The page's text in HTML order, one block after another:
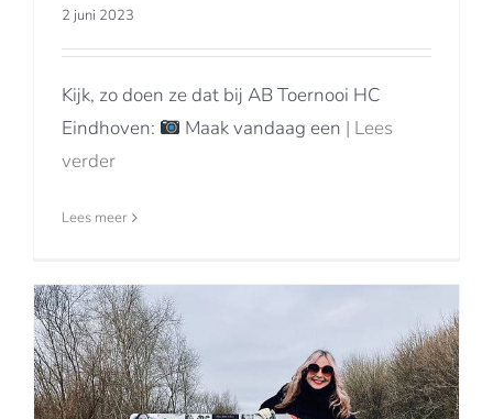
2 juni 2023
Kijk, zo doen ze dat bij AB Toernooi HC
Eindhoven:
Maak vandaag een | Lees
verder
Lees meer